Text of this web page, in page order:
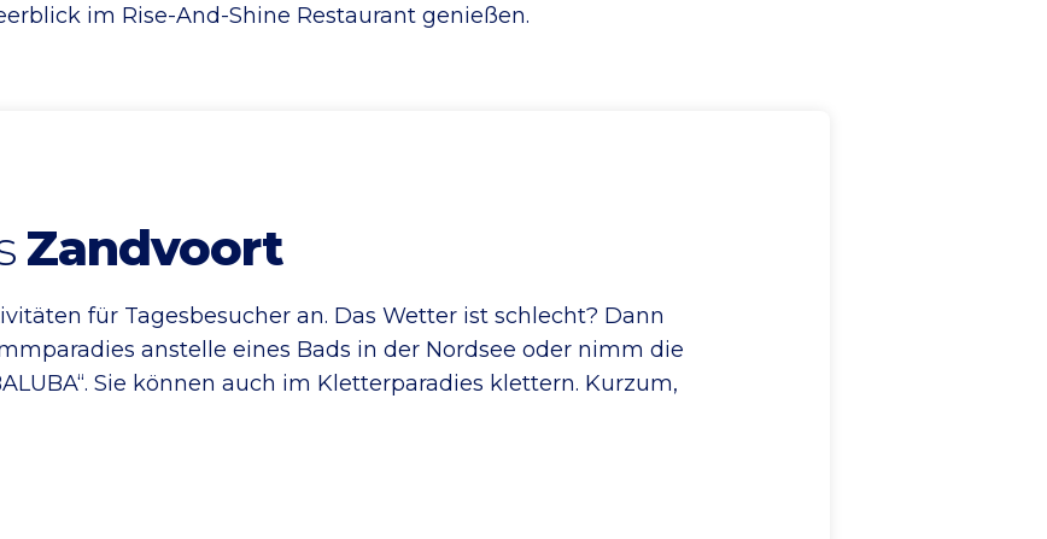
im Rise-And-Shine Restaurant genießen.
Zandvoort
für Tagesbesucher an. Das Wetter ist schlecht? Dann
anstelle eines Bads in der Nordsee oder nimm die
Sie können auch im Kletterparadies klettern. Kurzum,